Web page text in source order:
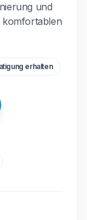
und
komfortablen
erhalten